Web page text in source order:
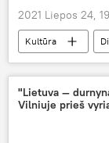
2021 Liepos 24,
Kultūra
Iron Maiden
"Lietuva —
Vilniuje prieš